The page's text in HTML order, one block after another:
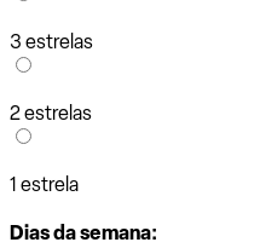
3 estrelas
2 estrelas
1 estrela
Dias da semana: